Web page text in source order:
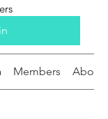
Members About